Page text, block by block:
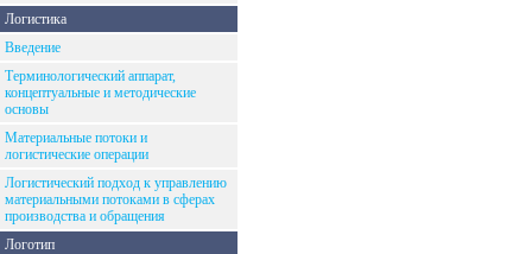
Логистика
Введение
Терминологический аппарат,
концептуальные и методические
основы
Материальные потоки и
логистические операции
Логистический подход к управлению
материальными потоками в сферах
производства и обращения
Логотип